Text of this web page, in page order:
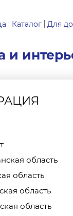
Каталог Для
и
область
область
область
область